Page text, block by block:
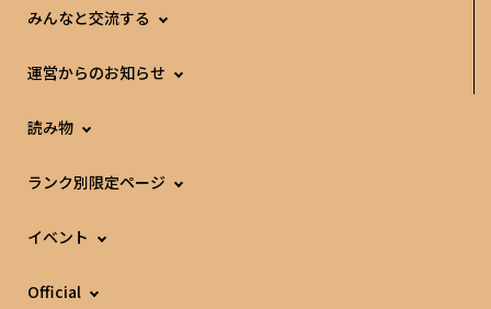
みんなと交流する
運営からのお知らせ
読み物
ランク別限定ページ
イベント
Official